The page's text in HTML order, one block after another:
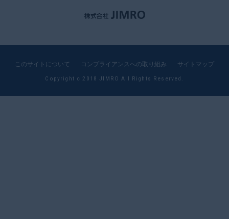
このサイトについて コンプライアンスへの取り組み
サイトマップ
Copyright c 2018 JIMRO All Rights Reserved.